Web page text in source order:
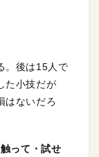
。後は15人で
た小技だが
はないだろ
って・試せ